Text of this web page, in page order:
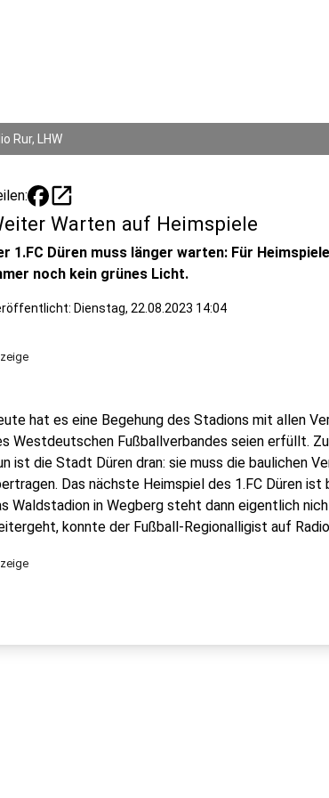
Rur, LHW
open_in_new
Warten auf Heimspiele
1.FC Düren muss länger warten: Für
noch kein grünes Licht.
Dienstag, 22.08.2023 14:04
hat es eine Begehung des Stadions mit allen
Westdeutschen Fußballverbandes seien erfüllt.
ist die Stadt Düren dran: sie muss die baulichen
Das nächste Heimspiel des 1.FC Düren
Waldstadion in Wegberg steht dann eigentlich
konnte der Fußball-Regionalligist auf